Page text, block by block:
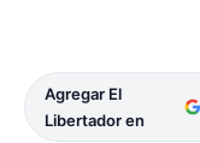
Agregar El
Libertador en